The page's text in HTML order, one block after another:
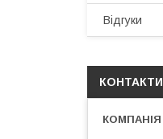
Відгуки
КОНТАКТИ